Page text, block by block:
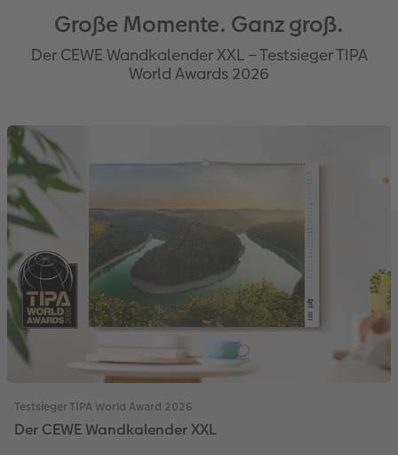
Große Momente. Ganz groß.
Der CEWE Wandkalender XXL – Testsieger TIPA
World Awards 2026
Testsieger TIPA World Award 2026
Der CEWE Wandkalender XXL